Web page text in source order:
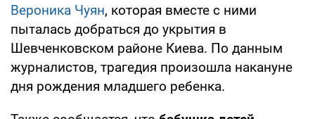
Вероника Чуян, которая вместе с ними
пыталась добраться до укрытия в
Шевченковском районе Киева. По данным
журналистов, трагедия произошла накануне
дня рождения младшего ребенка.